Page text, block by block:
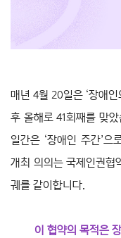
매년 4월 20일은 ‘장애
후 올해로 41회째를 맞
일간은 ‘장애인 주간’
개최 의의는 국제인권협
궤를 같이합니다.
이 협약의 목적은